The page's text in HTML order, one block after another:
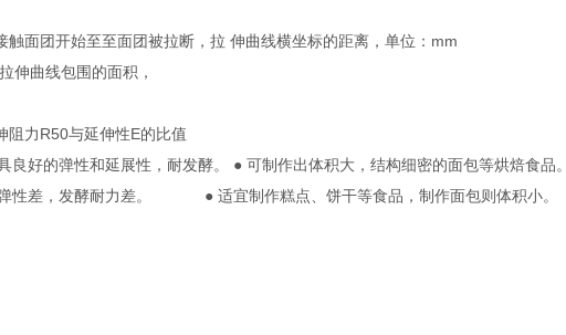
触面团开始至至面团被拉断，拉 伸曲线横坐标的距离，单位：mm
伸曲线包围的面积，
阻力R50与延伸性E的比值
良好的弹性和延展性，耐发酵。 ● 可制作出体积大，结构细密的面包等烘焙食品。
性差，发酵耐力差。 ● 适宜制作糕点、饼干等食品，制作面包则体积小。